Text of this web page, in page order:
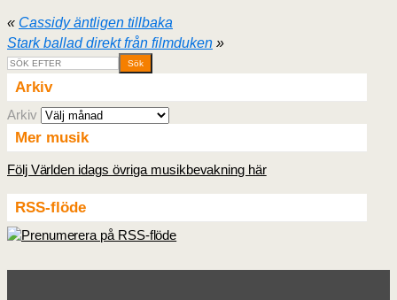
« Cassidy äntligen tillbaka
Stark ballad direkt från filmduken »
Arkiv
Arkiv
Mer musik
Följ Världen idags övriga musikbevakning här
RSS-flöde